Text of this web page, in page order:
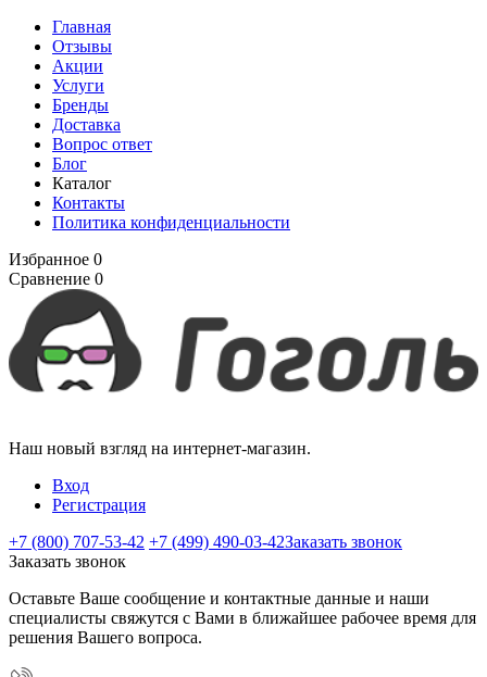
Главная
Отзывы
Акции
Услуги
Бренды
Доставка
Вопрос ответ
Блог
Каталог
Контакты
Политика конфиденциальности
Избранное 0
Сравнение 0
Наш новый взгляд на интернет-магазин.
Вход
Регистрация
+7 (800) 707-53-42 +7 (499) 490-03-42Заказать звонок
Заказать звонок
Оставьте Ваше сообщение и контактные данные и наши
специалисты свяжутся с Вами в ближайшее рабочее время для
решения Вашего вопроса.